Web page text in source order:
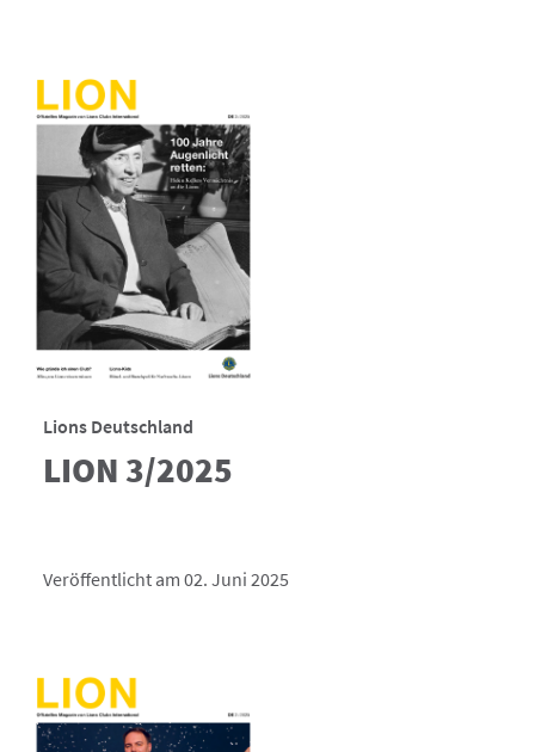
Lions Deutschland
LION 3/2025
Veröffentlicht am 02. Juni 2025